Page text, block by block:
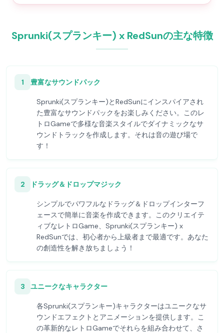
Sprunki(スプランキー) x RedSunの主な特徴
1 豊富なサウンドパック
Sprunki(スプランキー)とRedSunにインスパイアされ
た豊富なサウンドパックをお楽しみください。このレ
トロGameで多様な音楽スタイルでダイナミックなサ
ウンドトラックを作成します。それは音の遊び場で
す！
2 ドラッグ＆ドロップマジック
シンプルでパワフルなドラッグ＆ドロップインターフ
ェースで簡単に音楽を作成できます。このクリエイテ
ィブなレトロGame、Sprunki(スプランキー) x
RedSunでは、初心者から上級者まで最適です。あなた
の創造性を解き放ちましょう！
3 ユニークなキャラクター
各Sprunki(スプランキー)キャラクターはユニークなサ
ウンドエフェクトとアニメーションを提供します。こ
の革新的なレトロGameでそれらを組み合わせて、さ